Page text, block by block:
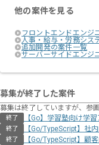
他の案件を見る
フロントエンドエンジ
人事・給与・労務シス
追加開発の案件一覧
サーバーサイドエンジ
募集が終了した案件
募集は終了していますが、参
終了 【Go】学習塾向け学
終了 【Go/TypeScript】社
終了 【Go/TypeScript】顧